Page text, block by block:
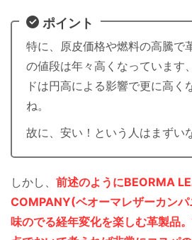
ポイント
特に、原皮価格や燃料の高騰で
の値段は年々高くなっています
ドは円高による影響で更に高く
ね。
故に、安い！という人はまずい
しかし、 前述のようにBEORMA
COMPANY(ベオーマレザーカン
味のでる経年変化を楽しむ革製品